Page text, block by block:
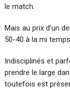
le match.
Mais au prix d’un
50-40 à la mi
Indisciplinés et
prendre le large
toutefois est